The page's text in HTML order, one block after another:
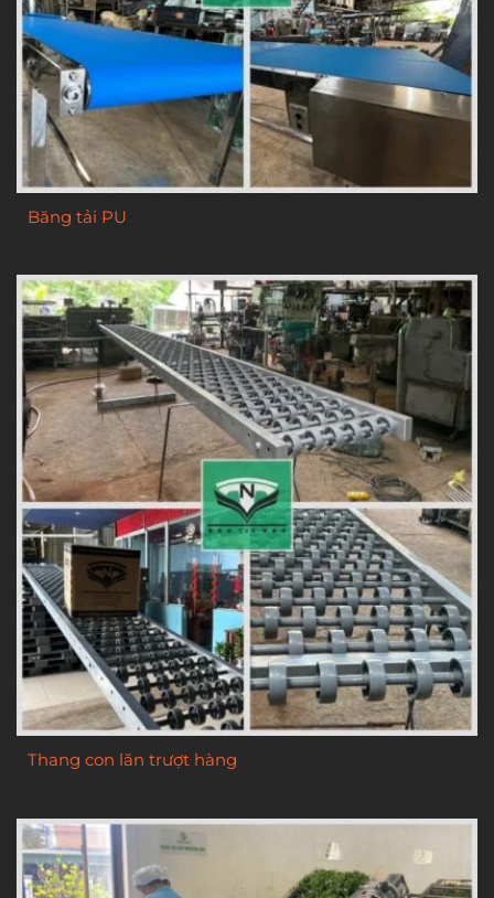
Băng tải PU
Thang con lăn trượt hàng